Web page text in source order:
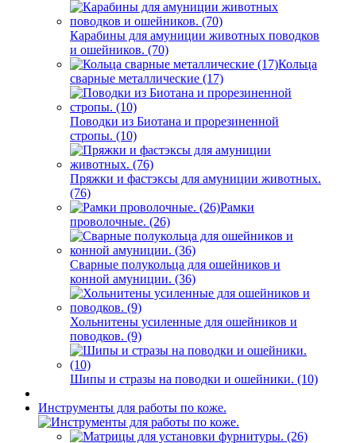
Карабины для амуниции животных поводков
и ошейников. (70)
Кольца
сварные металлические (17)
Поводки из Биотана и прорезиненной
стропы. (10)
Пряжки и фастэксы для амуниции животных.
(76)
Рамки
проволочные. (26)
Сварные полукольца для ошейников и
конной амуниции. (36)
Хольнитены усиленные для ошейников и
поводков. (9)
Шипы и стразы на поводки и ошейники. (10)
Инструменты для работы по коже.